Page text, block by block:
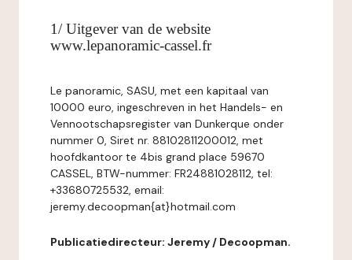
1/ Uitgever van de website
www.lepanoramic-cassel.fr
Le panoramic, SASU, met een kapitaal van
10000 euro, ingeschreven in het Handels- en
Vennootschapsregister van Dunkerque onder
nummer 0, Siret nr. 88102811200012, met
hoofdkantoor te 4bis grand place 59670
CASSEL, BTW-nummer: FR24881028112, tel:
+33680725532, email:
jeremy.decoopman{at}hotmail.com
Publicatiedirecteur: Jeremy / Decoopman.